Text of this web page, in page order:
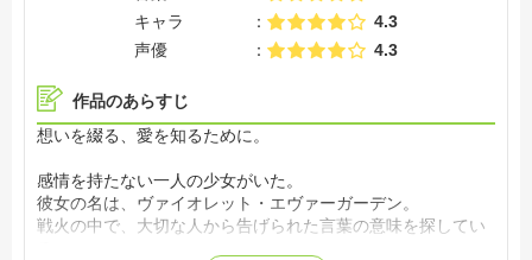
キャラ
4.3
声優
4.3
作品のあらすじ
想いを綴る、愛を知るために。
感情を持たない一人の少女がいた。
彼女の名は、ヴァイオレット・エヴァーガーデン。
戦火の中で、大切な人から告げられた言葉の意味を探してい